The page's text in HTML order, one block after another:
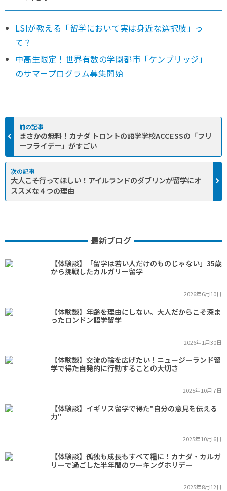
LSIが教える「留学において実は身近な選択肢」っ
て？
中高生限定！世界有数の学園都市「ケンブリッジ」
のサマープログラム募集開始
まさかの無料！カナダ トロントの語学学校ACCESSの「フリ
ーフライデー」がすごい
大人こそ行ってほしい！アイルランドのダブリンが留学にオ
ススメな４つの理由
最新ブログ
【体験談】「留学は若い人だけのものじゃない」35歳
から挑戦したカルガリー留学
2026年6月10日
【体験談】年齢を理由にしない。大人だからこそ深ま
ったロンドン語学留学
2026年1月30日
【体験談】交流の輪を広げたい！ニュージーランド留
学で得た自発的に行動することの大切さ
2025年10月 7日
【体験談】イギリス留学で得た"自分の意見を伝える
力"
2025年10月 6日
【体験談】孤独も成長もすべて糧に！カナダ・カルガ
リーで過ごした半年間のワーキングホリデー
2025年8月12日